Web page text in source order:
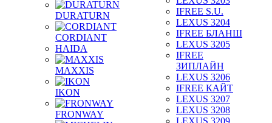
DURATURN
CORDIANT
HAIDA
MAXXIS
IKON
FRONWAY
IFREE S.U.
LEXUS 3204
IFREE БЛАНШ
LEXUS 3205
IFREE
ЗИПЛАЙН
LEXUS 3206
IFREE КАЙТ
LEXUS 3207
LEXUS 3208
LEXUS 3209